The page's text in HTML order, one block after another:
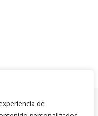
de
de privacidad